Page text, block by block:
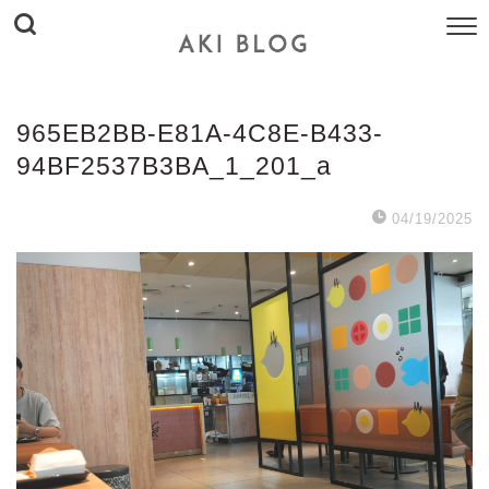
965EB2BB-E81A-4C8E-B433-
94BF2537B3BA_1_201_a
04/19/2025